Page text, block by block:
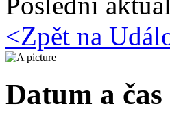
<Zpět na
Datum a čas